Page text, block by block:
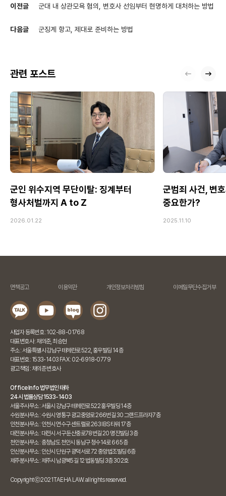
이전글 군대 내 상관모욕 혐의, 변호사 선임부터 현명하게 대처하는 방법
다음글 군징계 항고, 제대로 준비하는 방법
관련 포스트
군인 위수지역 무단이탈: 징계부터
형사처벌까지 A to Z
2026.01.22
군범죄 사건, 변
중요한가?
2025.11.10
면책공고 이용약관 개인정보처리방침 이메일무단수집거부
사업자 등록번호 : 102-88-01768
대표변호사 : 채의준, 최승현
주소 : 서울특별시 강남구 테헤란로 522, 홍우빌딩 14층
대표번호 : 1533-1403 FAX : 02-6918-0779
광고책임 : 채의준 변호사
Office Info 법무법인 태하
24시 법률상담 1533-1403
서울주사무소 : 서울시 강남구 테헤란로 522 홍우빌딩 14층
수원분사무소 : 수원시 영통구 광교중앙로 266번길 30 그랜드프라자7층
인천분사무소 : 인천시 연수구 센트럴로 263 IBS타워 17층
대전분사무소 : 대전시 서구 둔산중로78번길 20 명진빌딩 3층
천안분사무소 : 충청남도 천안시 동남구 청수14로 66 5층
안산분사무소 : 안산시 단원구 광덕서로 72 중앙법조빌딩 6층
제주분사무소 : 제주시 남광북5길 12 법동빌딩 3층 302호
Copyrightⓒ 2021 TAEHA LAW. all rights reserved.